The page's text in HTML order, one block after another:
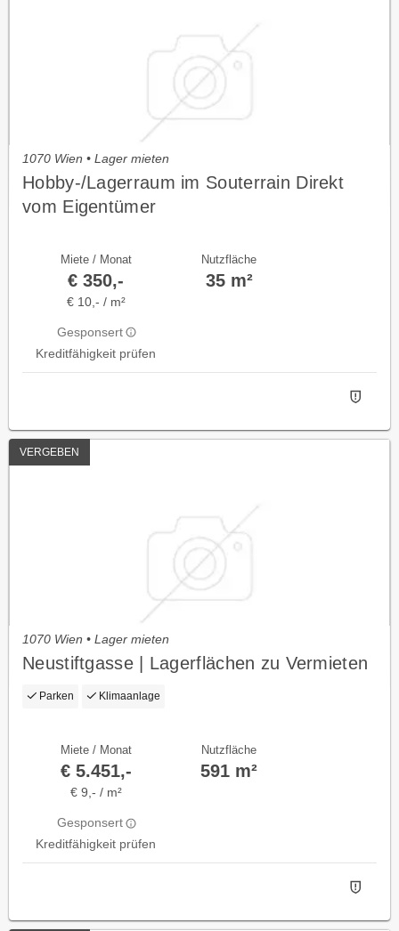
1070 Wien • Lager mieten
Hobby-/Lagerraum im Souterrain Direkt
vom Eigentümer
Miete / Monat
€ 350,-
€ 10,- / m²
Gesponsert
Kreditfähigkeit prüfen
Nutzfläche
35 m²
VERGEBEN
1070 Wien • Lager mieten
Neustiftgasse | Lagerflächen zu Vermieten
Parken Klimaanlage
Miete / Monat
€ 5.451,-
€ 9,- / m²
Gesponsert
Kreditfähigkeit prüfen
Nutzfläche
591 m²